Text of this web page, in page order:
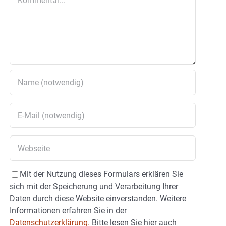
Mit der Nutzung dieses Formulars erklären Sie
sich mit der Speicherung und Verarbeitung Ihrer
Daten durch diese Website einverstanden. Weitere
Informationen erfahren Sie in der
Datenschutzerklärung. Bitte lesen Sie hier auch